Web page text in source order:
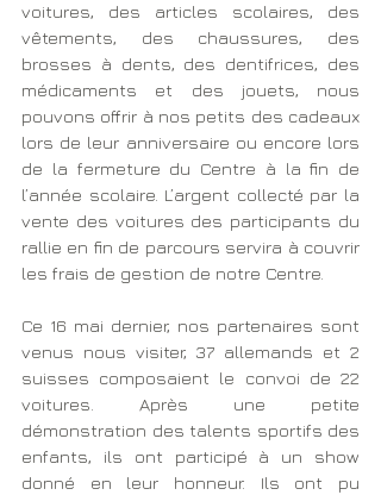
voitures, des articles scolaires, des
vêtements, des chaussures, des
brosses à dents, des dentifrices, des
médicaments et des jouets, nous
pouvons offrir à nos petits des cadeaux
lors de leur anniversaire ou encore lors
de la fermeture du Centre à la fin de
l’année scolaire. L’argent collecté par la
vente des voitures des participants du
rallie en fin de parcours servira à couvrir
les frais de gestion de notre Centre.
Ce 16 mai dernier, nos partenaires sont
venus nous visiter, 37 allemands et 2
suisses composaient le convoi de 22
voitures. Après une petite
démonstration des talents sportifs des
enfants, ils ont participé à un show
donné en leur honneur. Ils ont pu